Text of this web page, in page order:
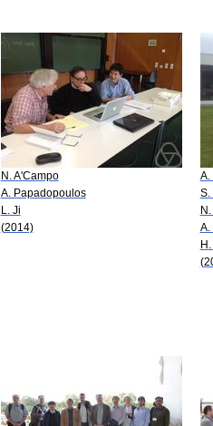
N. A'Campo
A. Papadopoulos
L. Ji
(2014)
A.
S.
A.